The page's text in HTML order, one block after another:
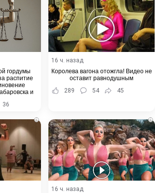
гордумы
распитие
и
36
16 ч. назад
Королева вагона отожгла! Видео не
оставит равнодушным
289
54 45
i i
16 ч. назад